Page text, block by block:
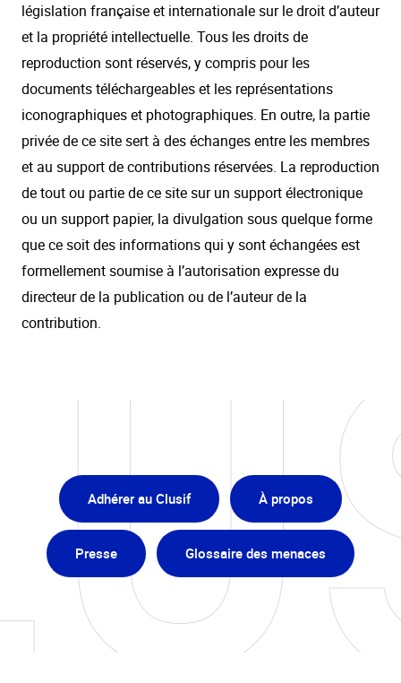
législation française et internationale sur le droit d’auteur
et la propriété intellectuelle. Tous les droits de
reproduction sont réservés, y compris pour les
documents téléchargeables et les représentations
iconographiques et photographiques. En outre, la partie
privée de ce site sert à des échanges entre les membres
et au support de contributions réservées. La reproduction
de tout ou partie de ce site sur un support électronique
ou un support papier, la divulgation sous quelque forme
que ce soit des informations qui y sont échangées est
formellement soumise à l’autorisation expresse du
directeur de la publication ou de l’auteur de la
contribution.
Adhérer au Clusif À propos
Presse Glossaire des menaces